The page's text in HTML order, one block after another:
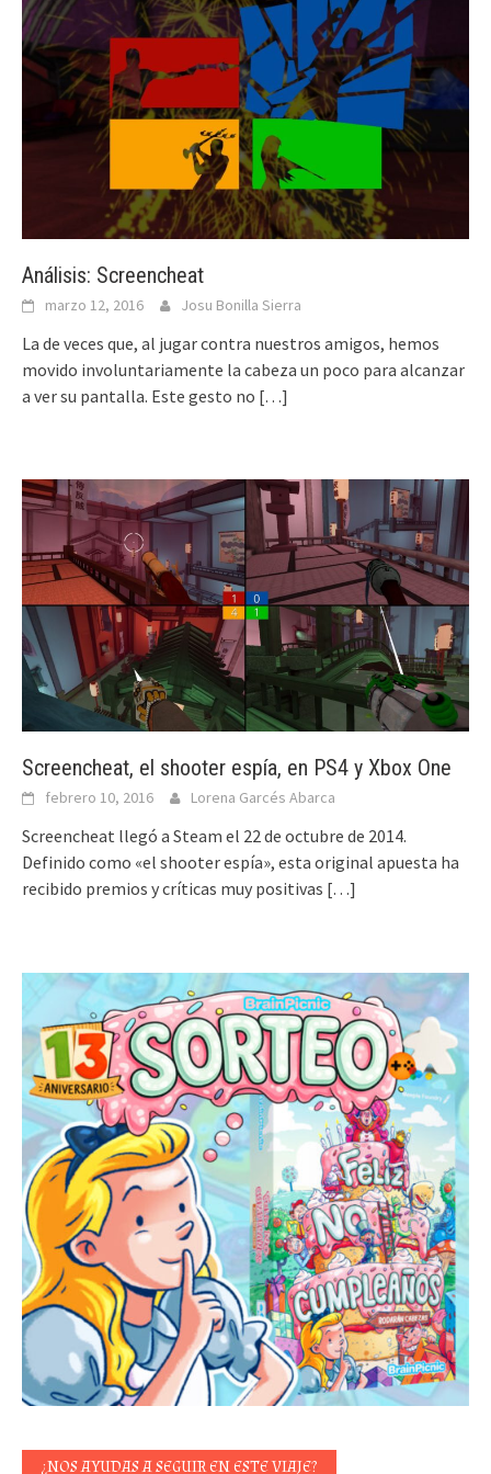
Análisis: Screencheat
marzo 12, 2016 Josu Bonilla Sierra
La de veces que, al jugar contra nuestros amigos, hemos
movido involuntariamente la cabeza un poco para alcanzar
a ver su pantalla. Este gesto no […]
Screencheat, el shooter espía, en PS4 y Xbox One
febrero 10, 2016 Lorena Garcés Abarca
Screencheat llegó a Steam el 22 de octubre de 2014.
Definido como «el shooter espía», esta original apuesta ha
recibido premios y críticas muy positivas […]
¿NOS AYUDAS A SEGUIR EN ESTE VIAJE?